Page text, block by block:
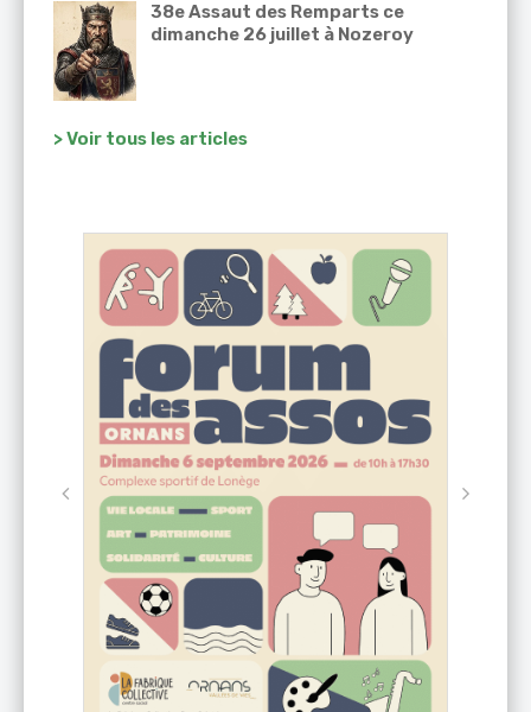
38e Assaut des Remparts ce
dimanche 26 juillet à Nozeroy
> Voir tous les articles